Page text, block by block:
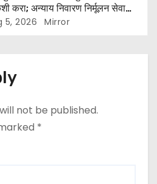
करा; अन्याय निवारण निर्मूलन सेवा
मागणी
5, 2026 Mirror
not be published.
*